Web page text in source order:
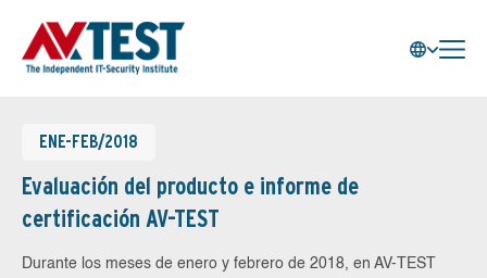
ENE-FEB/2018
Evaluación del producto e informe de
certificación AV-TEST
Durante los meses de enero y febrero de 2018, en AV-TEST